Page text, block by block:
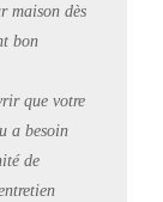
maison dès
bon
que votre
a besoin
de